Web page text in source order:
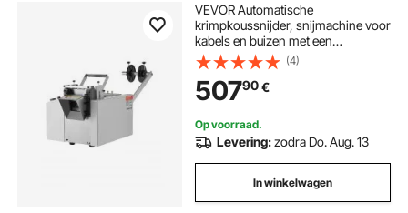
VEVOR Automatische
krimpkoussnijder, snijmachine voor
kabels en buizen met een
snijbreedte van 1-85 mm, een
lengte van 0,1-99999,9 mm,
buizensnijder voor krimpkousen,
glasvezelbuizen, kabels en
wasbuizen
(4)
50790€
Op voorraad.
Levering:zodra Do. Aug. 13
In winkelwagen